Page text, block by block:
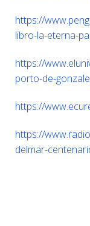
https://
libro-la-eterna-
https://
porto-de-
https://
https://
delmar-